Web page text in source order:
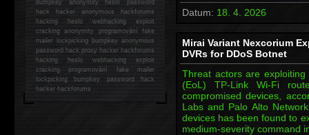
Datum: 18. 4. 2026
Mirai Variant Nexcorium
DVRs for DDoS Botnet
Threat actors are
(EoL) TP-Link Wi-Fi
compromised devices,
Labs and Palo Alto
devices has been found to
medium-severity command
bumpkey anonymity heslo password
hackhacker anonymous hackforums
hackingheslo webhacking exploit
cracking anonymity programování fake
mailer lockpicking bumpkey anonymous
password hack proxy hacker hackforums
hacking heslo webhacking exploit
cracking programování fake mailer
lockpicking bumpkey password hack
hackerhackforums